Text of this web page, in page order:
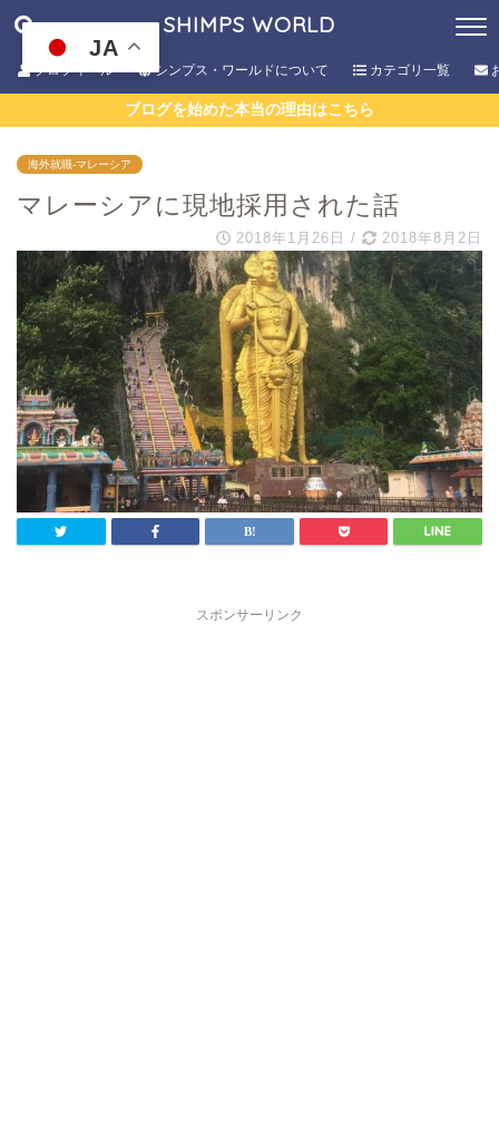
SHIMPS WORLD
プロフィール シンプス・ワールドについて カテゴリ一覧
ブログを始めた本当の理由はこちら
海外就職-マレーシア
マレーシアに現地採用された話
2018年1月26日 / 2018年8月2日
スポンサーリンク
JA